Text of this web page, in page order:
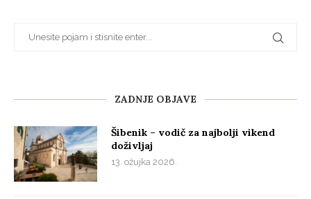
ZADNJE OBJAVE
Šibenik – vodič za najbolji vikend
doživljaj
13. ožujka 2026.